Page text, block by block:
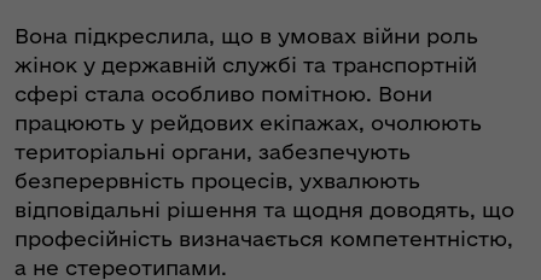
Вона підкреслила, що в умовах війни роль
жінок у державній службі та транспортній
сфері стала особливо помітною. Вони
працюють у рейдових екіпажах, очолюють
територіальні органи, забезпечують
безперервність процесів, ухвалюють
відповідальні рішення та щодня доводять, що
професійність визначається компетентністю,
а не стереотипами.